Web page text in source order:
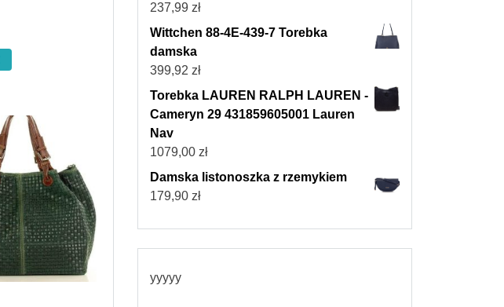
237,99 zł
Wittchen 88-4E-439-7 Torebka
damska
399,92 zł
Torebka LAUREN RALPH LAUREN -
Cameryn 29 431859605001 Lauren
Nav
1079,00 zł
Damska listonoszka z rzemykiem
179,90 zł
yyyyy